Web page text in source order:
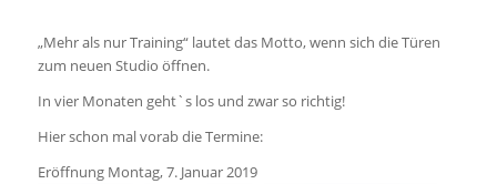
„Mehr als nur Training“ lautet das Motto, wenn sich die Türen
zum neuen Studio öffnen.
In vier Monaten geht`s los und zwar so richtig!
Hier schon mal vorab die Termine:
Eröffnung Montag, 7. Januar 2019